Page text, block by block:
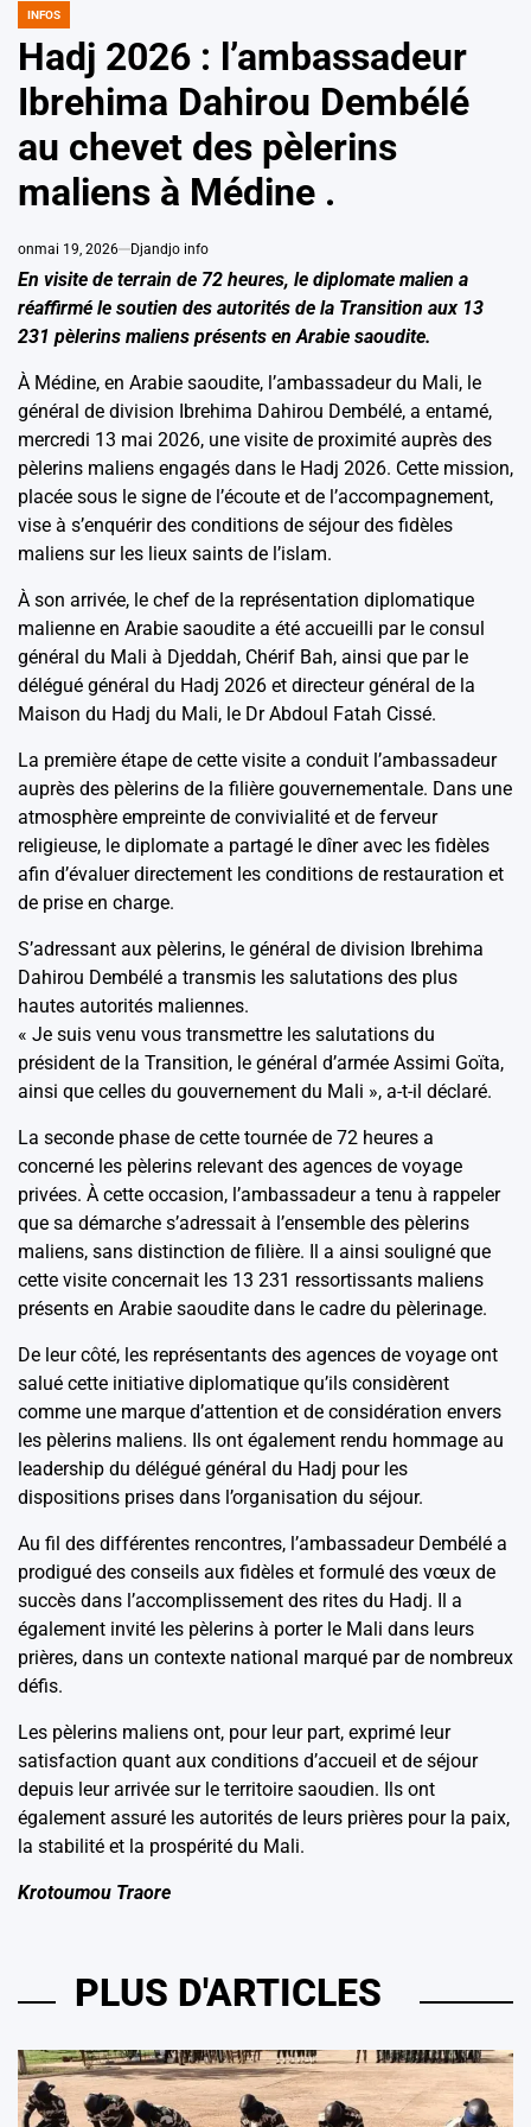
POSTED
INFOS
Hadj 2026 : l’ambassadeur
Ibrehima Dahirou Dembélé
au chevet des pèlerins
maliens à Médine .
onmai 19, 2026 Djandjo info
En visite de terrain de 72 heures, le diplomate malien a
réaffirmé le soutien des autorités de la Transition aux 13
231 pèlerins maliens présents en Arabie saoudite.
À Médine, en Arabie saoudite, l’ambassadeur du Mali, le
général de division Ibrehima Dahirou Dembélé, a entamé,
mercredi 13 mai 2026, une visite de proximité auprès des
pèlerins maliens engagés dans le Hadj 2026. Cette mission,
placée sous le signe de l’écoute et de l’accompagnement,
vise à s’enquérir des conditions de séjour des fidèles
maliens sur les lieux saints de l’islam.
À son arrivée, le chef de la représentation diplomatique
malienne en Arabie saoudite a été accueilli par le consul
général du Mali à Djeddah, Chérif Bah, ainsi que par le
délégué général du Hadj 2026 et directeur général de la
Maison du Hadj du Mali, le Dr Abdoul Fatah Cissé.
La première étape de cette visite a conduit l’ambassadeur
auprès des pèlerins de la filière gouvernementale. Dans une
atmosphère empreinte de convivialité et de ferveur
religieuse, le diplomate a partagé le dîner avec les fidèles
afin d’évaluer directement les conditions de restauration et
de prise en charge.
S’adressant aux pèlerins, le général de division Ibrehima
Dahirou Dembélé a transmis les salutations des plus
hautes autorités maliennes.
« Je suis venu vous transmettre les salutations du
président de la Transition, le général d’armée Assimi Goïta,
ainsi que celles du gouvernement du Mali », a-t-il déclaré.
La seconde phase de cette tournée de 72 heures a
concerné les pèlerins relevant des agences de voyage
privées. À cette occasion, l’ambassadeur a tenu à rappeler
que sa démarche s’adressait à l’ensemble des pèlerins
maliens, sans distinction de filière. Il a ainsi souligné que
cette visite concernait les 13 231 ressortissants maliens
présents en Arabie saoudite dans le cadre du pèlerinage.
De leur côté, les représentants des agences de voyage ont
salué cette initiative diplomatique qu’ils considèrent
comme une marque d’attention et de considération envers
les pèlerins maliens. Ils ont également rendu hommage au
leadership du délégué général du Hadj pour les
dispositions prises dans l’organisation du séjour.
Au fil des différentes rencontres, l’ambassadeur Dembélé a
prodigué des conseils aux fidèles et formulé des vœux de
succès dans l’accomplissement des rites du Hadj. Il a
également invité les pèlerins à porter le Mali dans leurs
prières, dans un contexte national marqué par de nombreux
défis.
Les pèlerins maliens ont, pour leur part, exprimé leur
satisfaction quant aux conditions d’accueil et de séjour
depuis leur arrivée sur le territoire saoudien. Ils ont
également assuré les autorités de leurs prières pour la paix,
la stabilité et la prospérité du Mali.
Krotoumou Traore
PLUS D'ARTICLES